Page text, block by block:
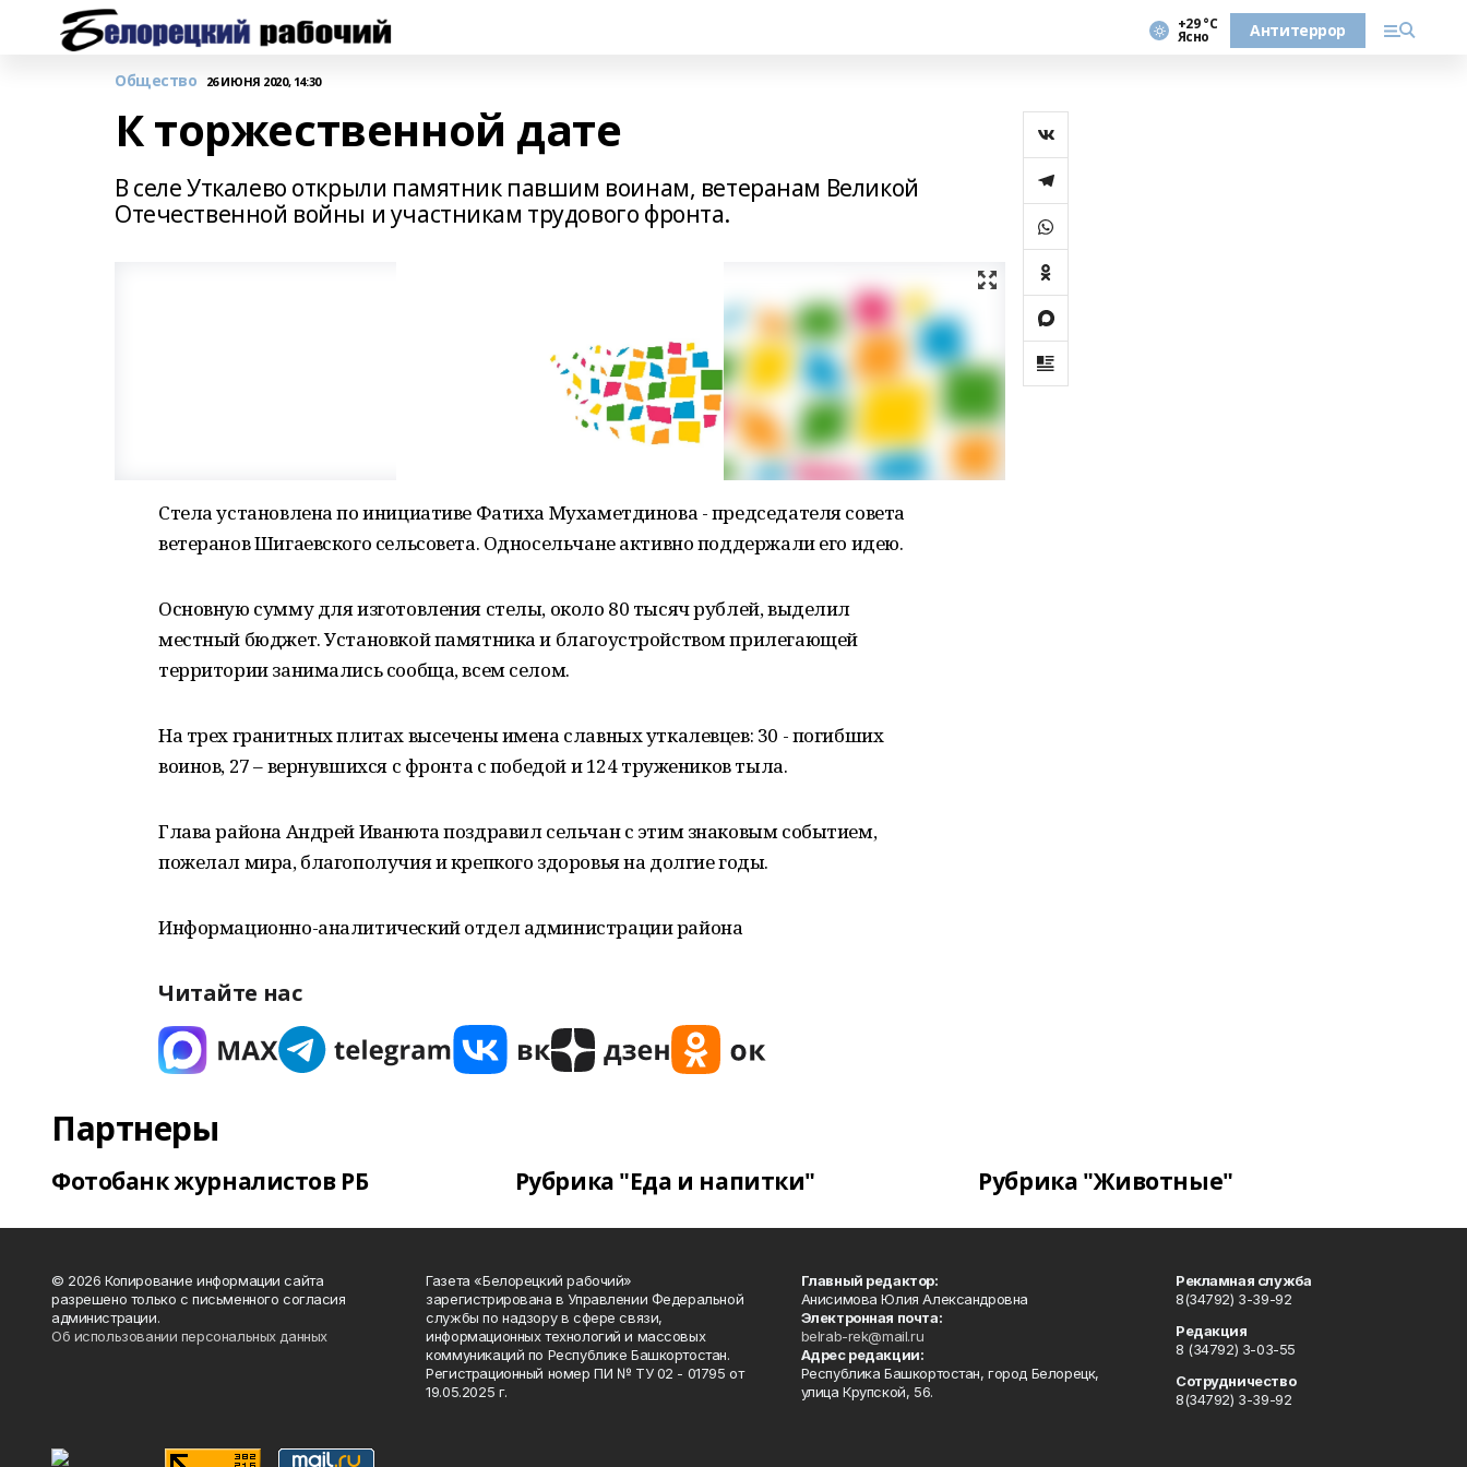
+29 °С
Ясно Антитеррор
Общество 26 ИЮНЯ 2020, 14:30
К торжественной дате
В селе Уткалево открыли памятник павшим воинам, ветеранам Великой
Отечественной войны и участникам трудового фронта.
Стела установлена по инициативе Фатиха Мухаметдинова - председателя совета
ветеранов Шигаевского сельсовета. Односельчане активно поддержали его идею.
Основную сумму для изготовления стелы, около 80 тысяч рублей, выделил
местный бюджет. Установкой памятника и благоустройством прилегающей
территории занимались сообща, всем селом.
На трех гранитных плитах высечены имена славных уткалевцев: 30 - погибших
воинов, 27 – вернувшихся с фронта с победой и 124 тружеников тыла.
Глава района Андрей Иванюта поздравил сельчан с этим знаковым событием,
пожелал мира, благополучия и крепкого здоровья на долгие годы.
Информационно-аналитический отдел администрации района
Читайте нас
Партнеры
Фотобанк журналистов РБ Рубрика "Еда и напитки" Рубрика "Животные"
© 2026 Копирование информации сайта
разрешено только с письменного согласия
администрации.
Об использовании персональных данных
Газета «Белорецкий рабочий»
зарегистрирована в Управлении Федеральной
службы по надзору в сфере связи,
информационных технологий и массовых
коммуникаций по Республике Башкортостан.
Регистрационный номер ПИ № ТУ 02 - 01795 от
19.05.2025 г.
Главный редактор:
Анисимова Юлия Александровна
Электронная почта:
belrab-rek@mail.ru
Адрес редакции:
Республика Башкортостан, город Белорецк,
улица Крупской, 56.
Рекламная служба
8(34792) 3-39-92
Редакция
8 (34792) 3-03-55
Сотрудничество
8(34792) 3-39-92